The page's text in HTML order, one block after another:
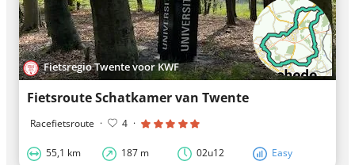
Fietsregio Twente voor KWF
Fietsroute Schatkamer van Twente
Racefietsroute · 4 ·
55,1 km 187 m 02u12 Easy